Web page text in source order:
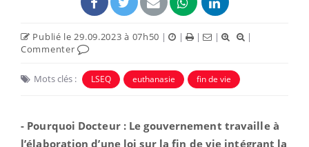
Publié le 29.09.2023 à 07h50 | | | |
|
Commenter
Mots clés : LSEQ euthanasie fin de vie
- Pourquoi Docteur : Le gouvernement travaille à
l’élaboration d’une loi sur la fin de vie intégrant la